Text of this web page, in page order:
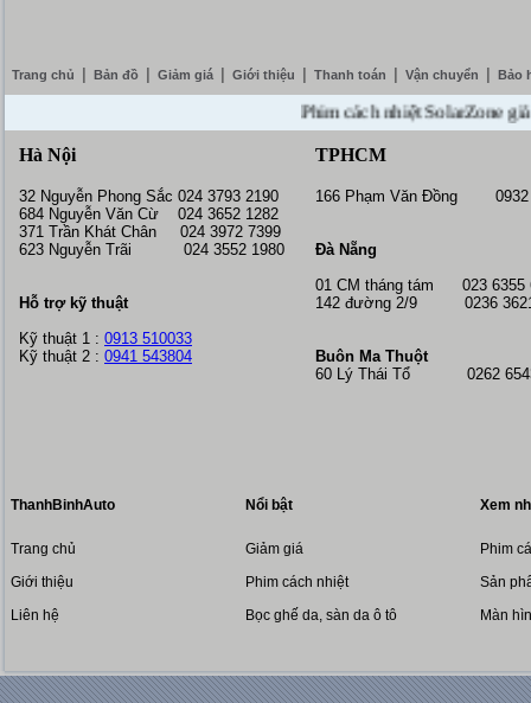
Trang chủ Bản đồ Giảm giá Giới thiệu Thanh toán Vận chuyển Bảo
Phim cách nhiệt SolarZone giảm
Hà Nội
32 Nguyễn Phong Sắc 024 3793 2190
684 Nguyễn Văn Cừ 024 3652 1282
371 Trần Khát Chân 024 3972 7399
623 Nguyễn Trãi 024 3552 1980
Hỗ trợ kỹ thuật
Kỹ thuật 1 : 0913 510033
Kỹ thuật 2 : 0941 543804
TPHCM
166 Phạm Văn Đồng 0932
Đà Nẵng
01 CM tháng tám 023 6355
142 đường 2/9 0236
Buôn Ma Thuột
60 Lý Thái Tổ 0262
ThanhBinhAuto
Trang chủ
Giới thiệu
Liên hệ
Nổi bật
Giảm giá
Phim cách nhiệt
Bọc ghế da, sàn da ô tô
Xem
Phim
Sản
Màn